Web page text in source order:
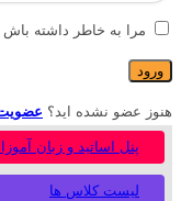
مرا به خاطر داشته باش
هنوز عضو نشده اید؟
لیست کلاس ها
پنل اساتید و زبان